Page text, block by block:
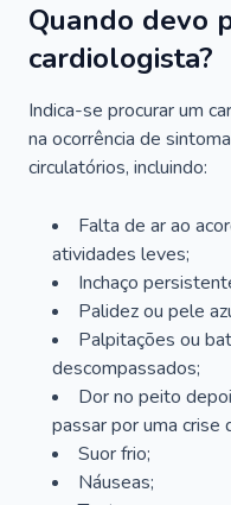
Quando devo
cardiologista?
Indica-se procurar um
na ocorrência de
circulatórios, incluindo:
Falta de ar ao
atividades leves;
Inchaço
Palidez ou pele
Palpitações ou
descompassados;
Dor no peito
passar por uma crise
Suor frio;
Náuseas;